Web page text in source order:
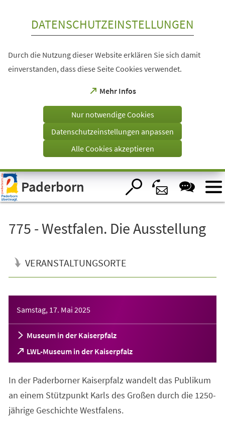
Visuelle
Assistenzsoftware
öffnen.
DATENSCHUTZEINSTELLUNGEN
Durch die Nutzung dieser Website erklären Sie sich damit
einverstanden, dass diese Seite Cookies verwendet.
Mehr Infos
(Öffnet
einem
Tab)
Nur notwendige Cookies
Datenschutzeinstellungen anpassen
Alle Cookies akzeptieren
Paderborn
775 - Westfalen. Die Ausstellung
VERANSTALTUNGSORTE
Samstag, 17. Mai 2025
Museum in der Kaiserpfalz
LWL-Museum in der Kaiserpfalz
(Öffnet
in
neuen
Tab)
In der Paderborner Kaiserpfalz wandelt das Publikum
an einem Stützpunkt Karls des Großen durch die 1250-
jährige Geschichte Westfalens.